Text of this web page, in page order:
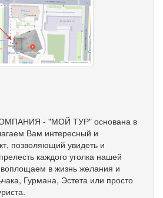
- "МОЙ ТУР" основана в
Вам интересный и
позволяющий увидеть и
каждого уголка нашей
в жизнь желания и
Гурмана, Эстета или просто